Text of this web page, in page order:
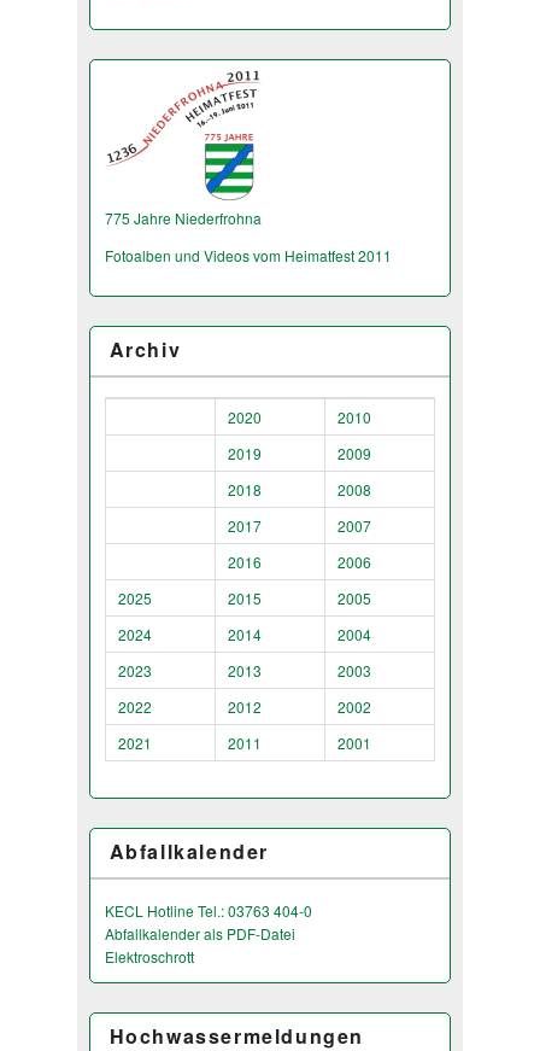
775 Jahre Niederfrohna
Fotoalben und Videos vom Heimatfest 2011
Archiv
2020
2010
2019
2009
2018
2008
2017
2007
2016
2006
2025
2015
2005
2024
2014
2004
2023
2013
2003
2022
2012
2002
2021
2011 2001
Abfallkalender
KECL Hotline Tel.: 03763 404-0
Abfallkalender als PDF-Datei
Elektroschrott
Hochwassermeldungen